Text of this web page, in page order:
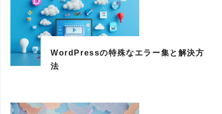
WordPressの特殊なエラー集と解決方
法